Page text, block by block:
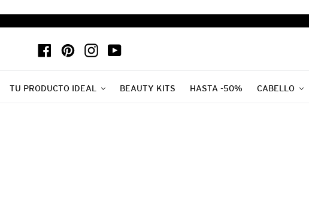
FacebookPinterestInstagramYouTube
TU PRODUCTO IDEAL BEAUTY KITS HASTA -50% CABELLO